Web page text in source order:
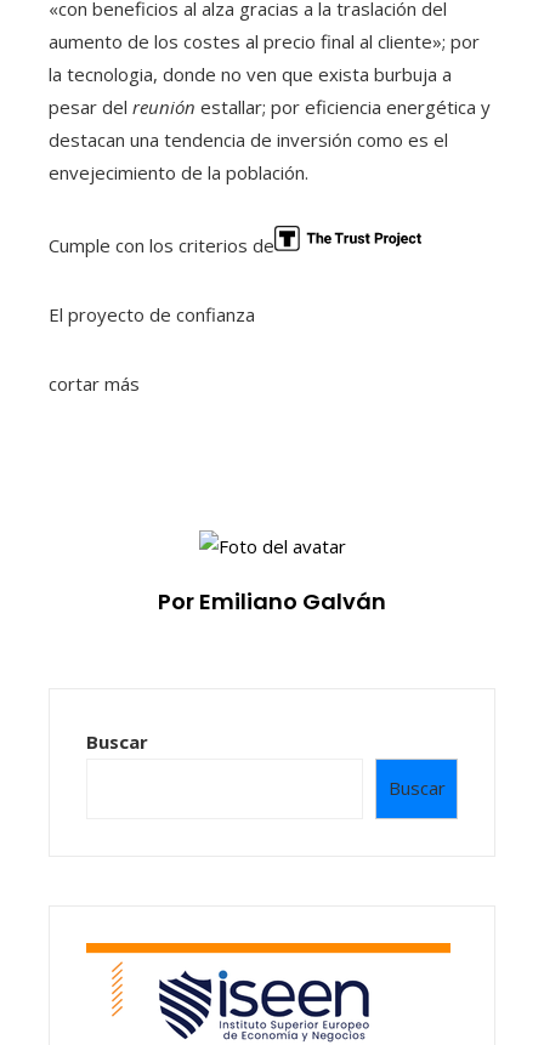
«con beneficios al alza gracias a la traslación del
aumento de los costes al precio final al cliente»; por
la tecnologia, donde no ven que exista burbuja a
pesar del reunión estallar; por eficiencia energética y
destacan una tendencia de inversión como es el
envejecimiento de la población.
Cumple con los criterios de
El proyecto de confianza
cortar más
Por Emiliano Galván
Buscar
Buscar